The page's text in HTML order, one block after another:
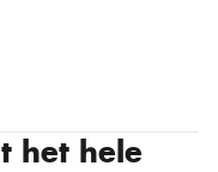
het hele